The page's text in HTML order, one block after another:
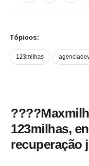
Tópicos:
123milhas
123milhas,
recuperação